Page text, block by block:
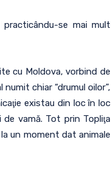
practicându-se mai mult
cu Moldova, vorbind de
chiar “drumul oilor”,
existau din loc în loc
de vamă. Tot prin Topliţa
un moment dat animale